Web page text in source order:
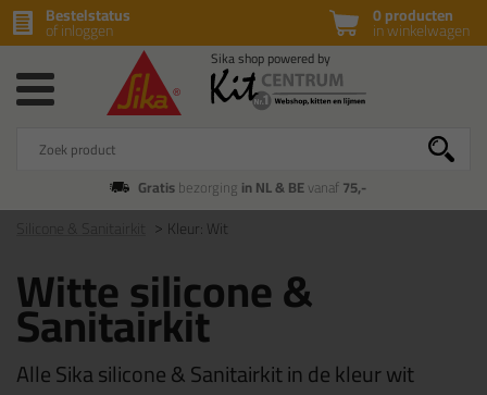
0 producten
in winkelwagen
Bestelstatus
of inloggen
Gratisbezorging in NL & BEvanaf75,-
Kleur: Wit
Witte silicone &
Sanitairkit
Alle Sika silicone & Sanitairkit in de kleur wit